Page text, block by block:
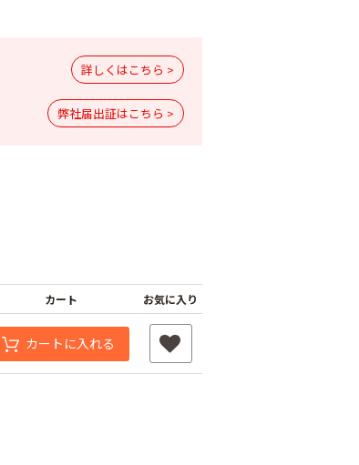
詳しくはこちら >
弊社届出証はこちら >
カート お気に入り
カートに入れる